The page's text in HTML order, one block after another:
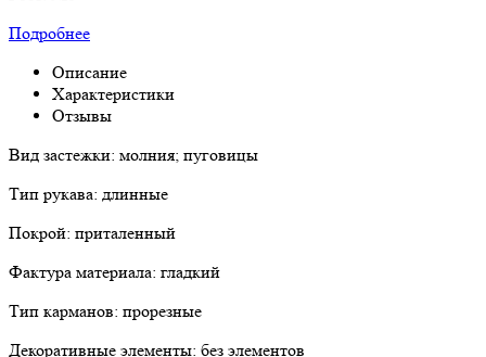
Подробнее
Описание
Характеристики
Отзывы
Вид застежки: молния; пуговицы
Тип рукава: длинные
Покрой: приталенный
Фактура материала: гладкий
Тип карманов: прорезные
Декоративные элементы: без элементов